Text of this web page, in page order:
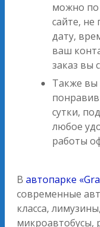
можно по
сайте,
дату,
ваш
заказ вы
Также вы
сутки,
любое
работы
В автопарке
современные
класса,
микроавтобусы,